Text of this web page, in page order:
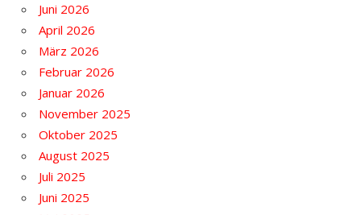
Juni 2026
April 2026
März 2026
Februar 2026
Januar 2026
November 2025
Oktober 2025
August 2025
Juli 2025
Juni 2025